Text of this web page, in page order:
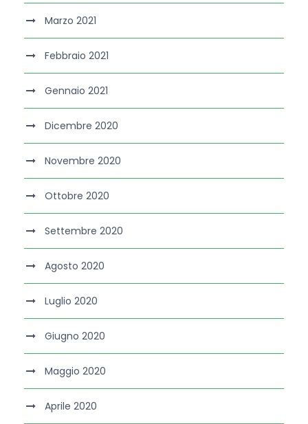
Marzo 2021
Febbraio 2021
Gennaio 2021
Dicembre 2020
Novembre 2020
Ottobre 2020
Settembre 2020
Agosto 2020
Luglio 2020
Giugno 2020
Maggio 2020
Aprile 2020